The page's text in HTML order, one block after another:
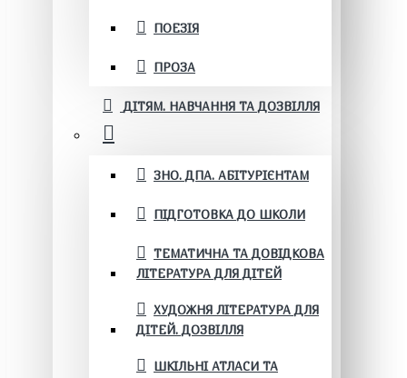
ПОЕЗІЯ
ПРОЗА
ДІТЯМ. НАВЧАННЯ ТА ДОЗВІЛЛЯ
ЗНО. ДПА. АБІТУРІЄНТАМ
ПІДГОТОВКА ДО ШКОЛИ
ТЕМАТИЧНА ТА ДОВІДКОВА
ЛІТЕРАТУРА ДЛЯ ДІТЕЙ
ХУДОЖНЯ ЛІТЕРАТУРА ДЛЯ
ДІТЕЙ. ДОЗВІЛЛЯ
ШКІЛЬНІ АТЛАСИ ТА